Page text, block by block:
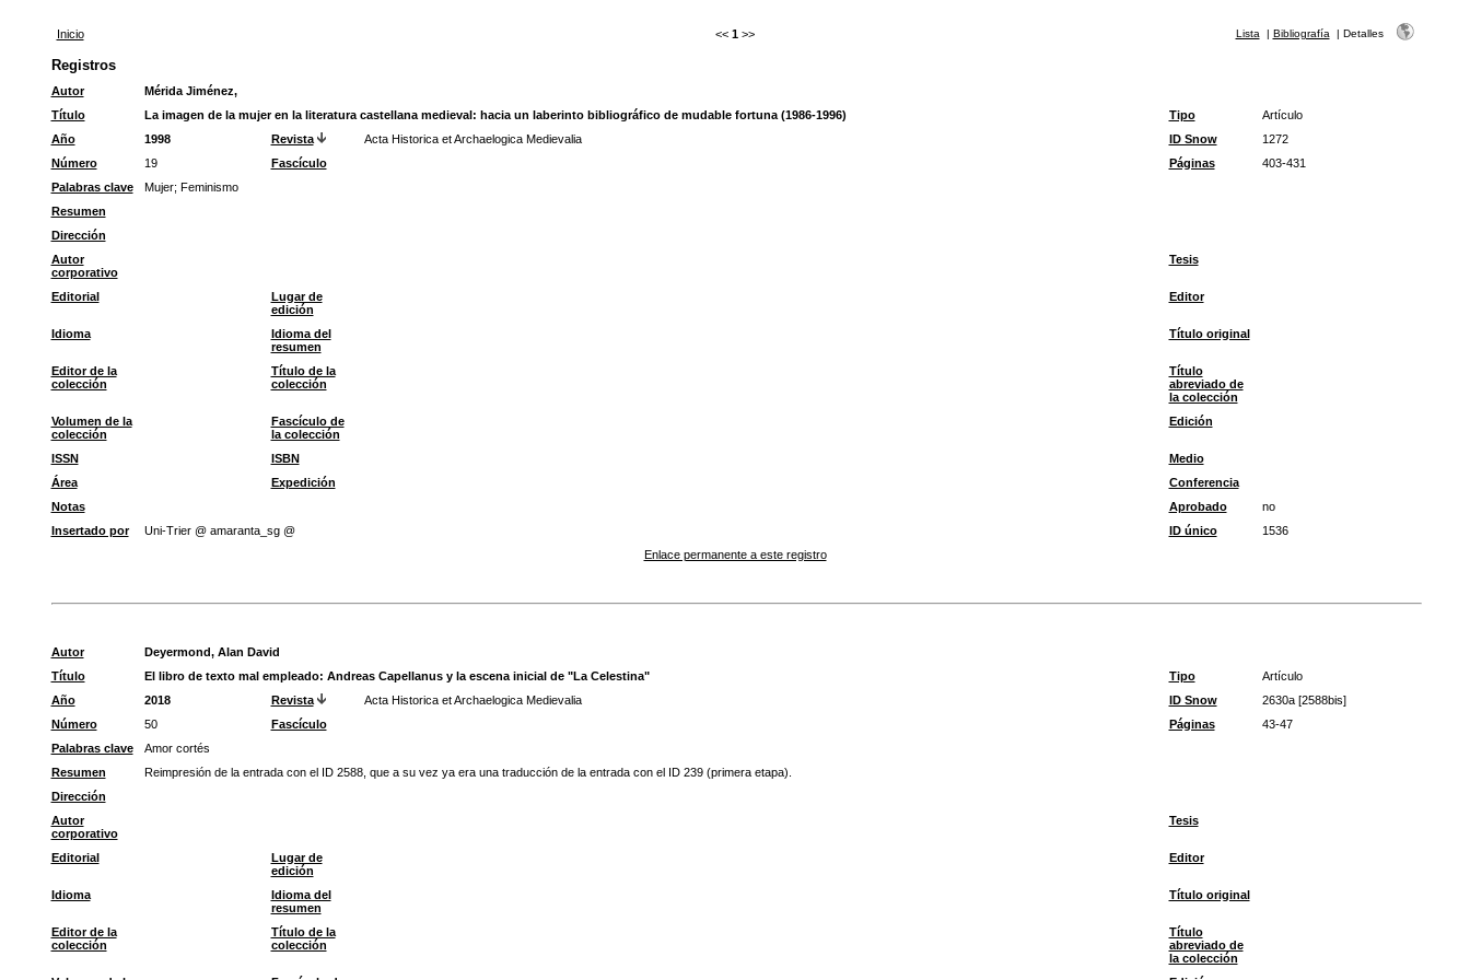
Inicio << 1 >> Lista | Bibliografía | Detalles
Registros
Autor
Mérida Jiménez,
Título
La imagen de la mujer en la literatura castellana medieval: hacia un laberinto bibliográfico de mudable fortuna (1986-1996) Tipo
Artículo
Año
1998 Revista Acta Historica et Archaelogica Medievalia ID Snow
1272
Número
19 Fascículo Páginas
403-431
Palabras clave
Mujer; Feminismo
Resumen
Dirección
Autor
corporativo
Tesis
Editorial
Lugar de
edición
Editor
Idioma
Idioma del
resumen
Título original
Editor de la
colección
Título de la
colección
Título
abreviado de
la colección
Volumen de la
colección
Fascículo de
la colección
Edición
ISSN ISBN
Medio
Área
Expedición
Conferencia
Notas
Aprobado
no
Insertado por
Uni-Trier @ amaranta_sg @ ID único
1536
Enlace permanente a este registro
Autor
Deyermond, Alan David
Título
El libro de texto mal empleado: Andreas Capellanus y la escena inicial de "La Celestina" Tipo
Artículo
Año
2018 Revista Acta Historica et Archaelogica Medievalia ID Snow
2630a [2588bis]
Número
50 Fascículo Páginas
43-47
Palabras clave
Amor cortés
Resumen
Reimpresión de la entrada con el ID 2588, que a su vez ya era una traducción de la entrada con el ID 239 (primera etapa).
Dirección
Autor
corporativo
Tesis
Editorial
Lugar de
edición
Editor
Idioma
Idioma del
resumen
Título original
Editor de la
colección
Título de la
colección
Título
abreviado de
la colección